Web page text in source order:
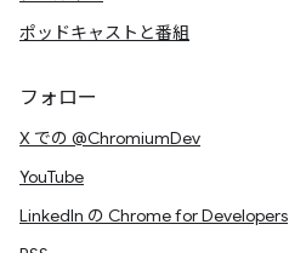
ポッドキャストと番組
フォロー
X での @ChromiumDev
YouTube
LinkedIn の Chrome for Developers